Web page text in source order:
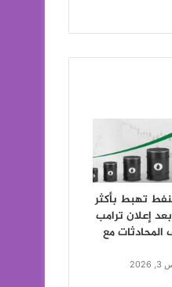
تهبط بأكثر
بعد إعلان ترامب
المحادثات مع